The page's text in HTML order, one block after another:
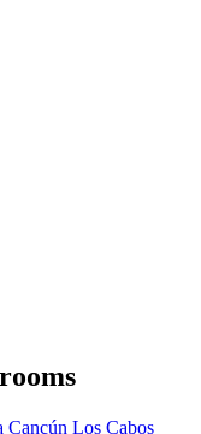
Cancún Los Cabos